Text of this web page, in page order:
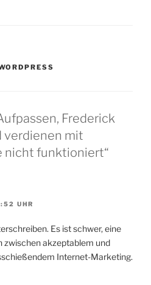
Frederick
verdienen mit
nicht funktioniert“
UHR
Es ist schwer, eine
zwischen akzeptablem und
Internet-Marketing.